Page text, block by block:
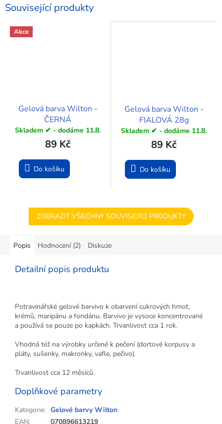
Související produkty
Akce
Gelová barva Wilton -
ČERNÁ
Skladem ✔ - dodáme 11.8.
89 Kč
Do košíku
Gelová barva Wilton -
FIALOVÁ 28g
Skladem ✔ - dodáme 11.8.
89 Kč
Do košíku
ZOBRAZIT VŠECHNY SOUVISEJÍCÍ PRODUKTY
Popis Hodnocení (2) Diskuze
Detailní popis produktu
Potravinářské gelové barvivo k obarvení cukrových hmot,
krémů, maripánu a fondánu. Barvivo je vysoce koncentrované
a používá se pouze po kapkách. Trvanlivost cca 1 rok.
Vhodná též na výrobky určené k pečení (dortové korpusy a
pláty, sušenky, makronky, vafle, pečivo).
Trvanlivost cca 12 měsíců.
Doplňkové parametry
Kategorie: Gelové barvy Wilton
EAN: 070896613219